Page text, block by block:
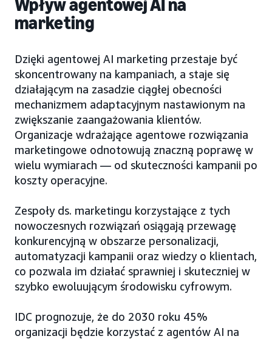
Wpływ agentowej AI na
marketing
Dzięki agentowej AI marketing przestaje być
skoncentrowany na kampaniach, a staje się
działającym na zasadzie ciągłej obecności
mechanizmem adaptacyjnym nastawionym na
zwiększanie zaangażowania klientów.
Organizacje wdrażające agentowe rozwiązania
marketingowe odnotowują znaczną poprawę w
wielu wymiarach — od skuteczności kampanii po
koszty operacyjne.
Zespoły ds. marketingu korzystające z tych
nowoczesnych rozwiązań osiągają przewagę
konkurencyjną w obszarze personalizacji,
automatyzacji kampanii oraz wiedzy o klientach,
co pozwala im działać sprawniej i skuteczniej w
szybko ewoluującym środowisku cyfrowym.
IDC prognozuje, że do 2030 roku 45%
organizacji będzie korzystać z agentów AI na